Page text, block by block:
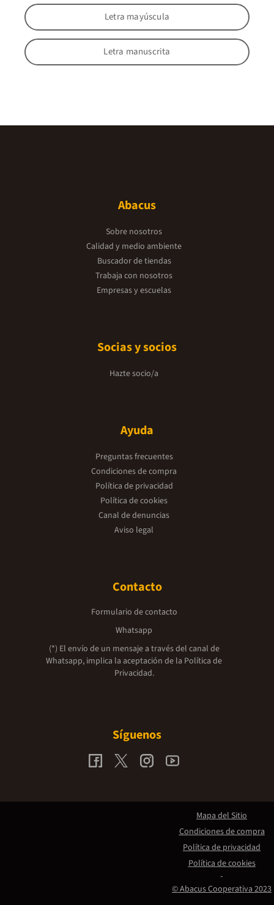
Letra mayúscula
Letra manuscrita
Abacus
Sobre nosotros
Calidad y medio ambiente
Buscador de tiendas
Trabaja con nosotros
Empresas y escuelas
Socias y socios
Hazte socio/a
Ayuda
Preguntas frecuentes
Condiciones de compra
Política de privacidad
Política de cookies
Canal de denuncias
Aviso legal
Contacto
Formulario de contacto
Whatsapp
(*) El envío de un mensaje a través del canal de
Whatsapp, implica la aceptación de la Política de
Privacidad.
Síguenos
© Abacus Cooperativa 2023
Mapa del Sitio
Condiciones de compra
Política de privacidad
Política de cookies